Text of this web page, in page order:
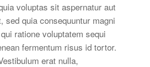
voluptas sit aspernatur aut
sed quia consequuntur magni
ratione voluptatem sequi
fermentum risus id tortor.
erat nulla,